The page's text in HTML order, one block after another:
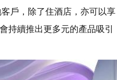
戶，除了住酒店，亦可以享
持續推出更多元的產品吸引